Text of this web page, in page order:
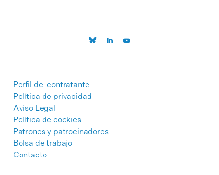
Perfil del contratante
Política de privacidad
Aviso Legal
Política de cookies
Patrones y patrocinadores
Bolsa de trabajo
Contacto